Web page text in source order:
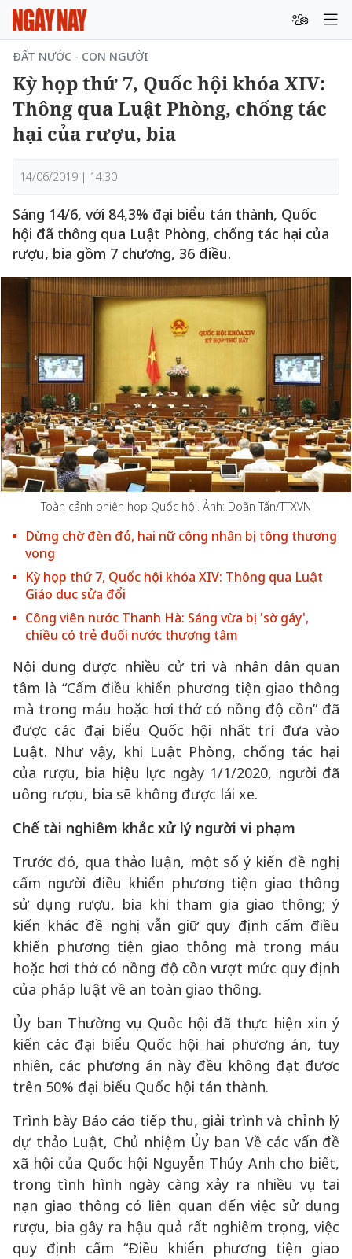
ĐẤT NƯỚC - CON NGƯỜI
Kỳ họp thứ 7, Quốc hội khóa XIV:
Thông qua Luật Phòng, chống tác
hại của rượu, bia
14/06/2019 | 14:30
Sáng 14/6, với 84,3% đại biểu tán thành, Quốc
hội đã thông qua Luật Phòng, chống tác hại của
rượu, bia gồm 7 chương, 36 điều.
Toàn cảnh phiên họp Quốc hội. Ảnh: Doãn Tấn/TTXVN
Dừng chờ đèn đỏ, hai nữ công nhân bị tông thương
vong
Kỳ họp thứ 7, Quốc hội khóa XIV: Thông qua Luật
Giáo dục sửa đổi
Công viên nước Thanh Hà: Sáng vừa bị 'sờ gáy',
chiều có trẻ đuối nước thương tâm
Nội dung được nhiều cử tri và nhân dân quan
tâm là “Cấm điều khiển phương tiện giao thông
mà trong máu hoặc hơi thở có nồng độ cồn” đã
được các đại biểu Quốc hội nhất trí đưa vào
Luật. Như vậy, khi Luật Phòng, chống tác hại
của rượu, bia hiệu lực ngày 1/1/2020, người đã
uống rượu, bia sẽ không được lái xe.
Chế tài nghiêm khắc xử lý người vi phạm
Trước đó, qua thảo luận, một số ý kiến đề nghị
cấm người điều khiển phương tiện giao thông
sử dụng rượu, bia khi tham gia giao thông; ý
kiến khác đề nghị vẫn giữ quy định cấm điều
khiển phương tiện giao thông mà trong máu
hoặc hơi thở có nồng độ cồn vượt mức quy định
của pháp luật về an toàn giao thông.
Ủy ban Thường vụ Quốc hội đã thực hiện xin ý
kiến các đại biểu Quốc hội hai phương án, tuy
nhiên, các phương án này đều không đạt được
trên 50% đại biểu Quốc hội tán thành.
Trình bày Báo cáo tiếp thu, giải trình và chỉnh lý
dự thảo Luật, Chủ nhiệm Ủy ban Về các vấn đề
xã hội của Quốc hội Nguyễn Thúy Anh cho biết,
trong tình hình ngày càng xảy ra nhiều vụ tai
nạn giao thông có liên quan đến việc sử dụng
rượu, bia gây ra hậu quả rất nghiêm trọng, việc
quy định cấm “Điều khiển phương tiện giao